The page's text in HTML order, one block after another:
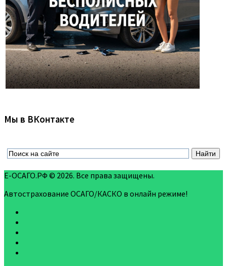
Мы в ВКонтакте
Е-ОСАГО.РФ © 2026. Все права защищены.
Автострахование ОСАГО/КАСКО в онлайн режиме!